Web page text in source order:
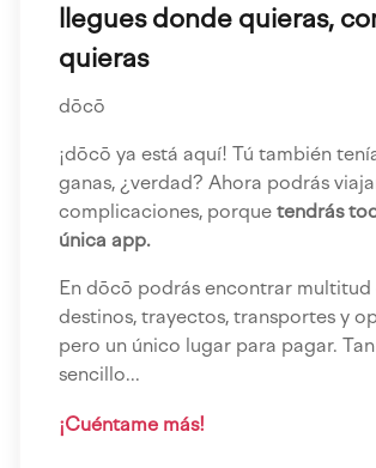
llegues donde quieras,
quieras
dōcō
¡dōcō ya está aquí! Tú también
ganas, ¿verdad? Ahora podrás
complicaciones, porque tendrás
única app.
En dōcō podrás encontrar multitud
destinos, trayectos, transportes y
pero un único lugar para pagar.
sencillo...
¡Cuéntame más!